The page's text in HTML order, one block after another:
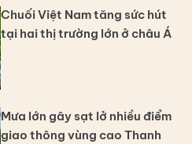
Chuối Việt Nam tăng sức hút
tại hai thị trường lớn ở châu Á
Mưa lớn gây sạt lở nhiều điểm
giao thông vùng cao Thanh